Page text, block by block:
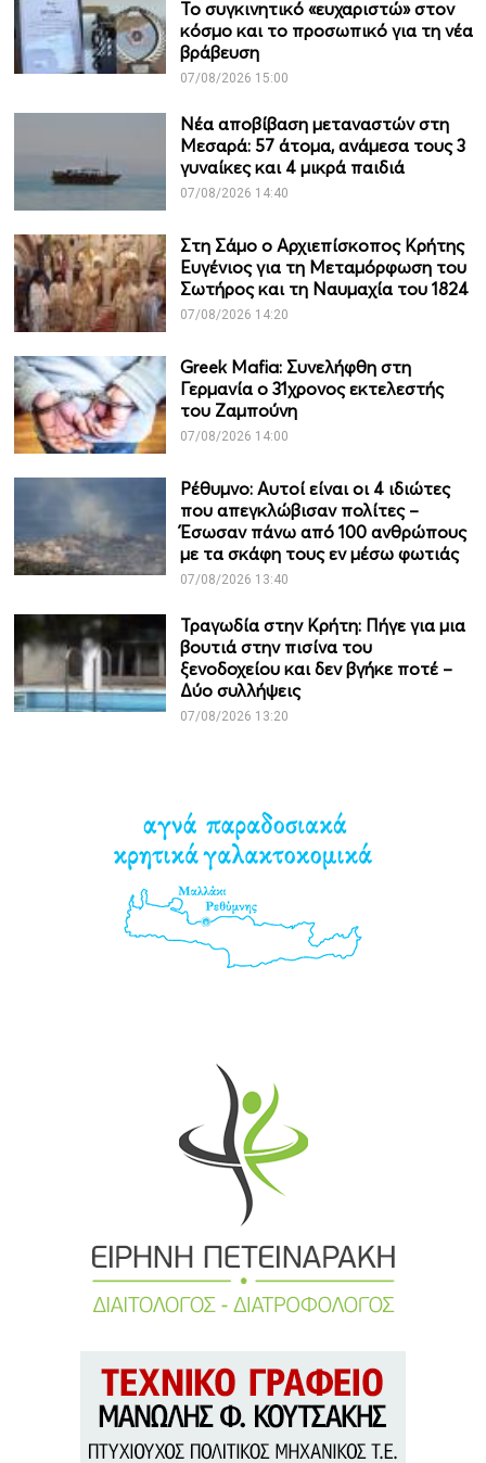
Το συγκινητικό «ευχαριστώ» στον
κόσμο και το προσωπικό για τη νέα
βράβευση
07/08/2026 15:00
Νέα αποβίβαση μεταναστών στη
Μεσαρά: 57 άτομα, ανάμεσα τους 3
γυναίκες και 4 μικρά παιδιά
07/08/2026 14:40
Στη Σάμο ο Αρχιεπίσκοπος Κρήτης
Ευγένιος για τη Μεταμόρφωση του
Σωτήρος και τη Ναυμαχία του 1824
07/08/2026 14:20
Greek Mafia: Συνελήφθη στη
Γερμανία ο 31χρονος εκτελεστής
του Ζαμπούνη
07/08/2026 14:00
Ρέθυμνο: Αυτοί είναι οι 4 ιδιώτες
που απεγκλώβισαν πολίτες –
Έσωσαν πάνω από 100 ανθρώπους
με τα σκάφη τους εν μέσω φωτιάς
07/08/2026 13:40
Τραγωδία στην Κρήτη: Πήγε για μια
βουτιά στην πισίνα του
ξενοδοχείου και δεν βγήκε ποτέ –
Δύο συλλήψεις
07/08/2026 13:20